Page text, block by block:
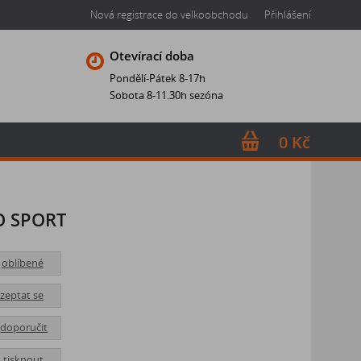
Nová registrace do velkoobchodu Přihlášení
Otevírací doba
Pondělí-Pátek 8-17h
Sobota 8-11.30h sezóna
0 Kč
SPORT
oblíbené
zeptat se
doporučit